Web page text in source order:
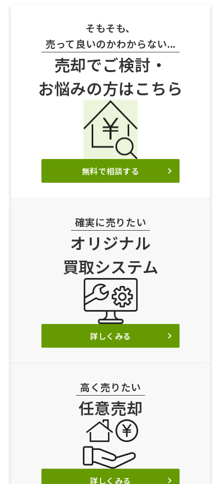
そもそも、
売って良いのかわからない...
売却でご検討・
お悩みの方はこちら
無料で相談する
確実に売りたい
オリジナル
買取システム
詳しくみる
高く売りたい
任意売却
詳しくみる